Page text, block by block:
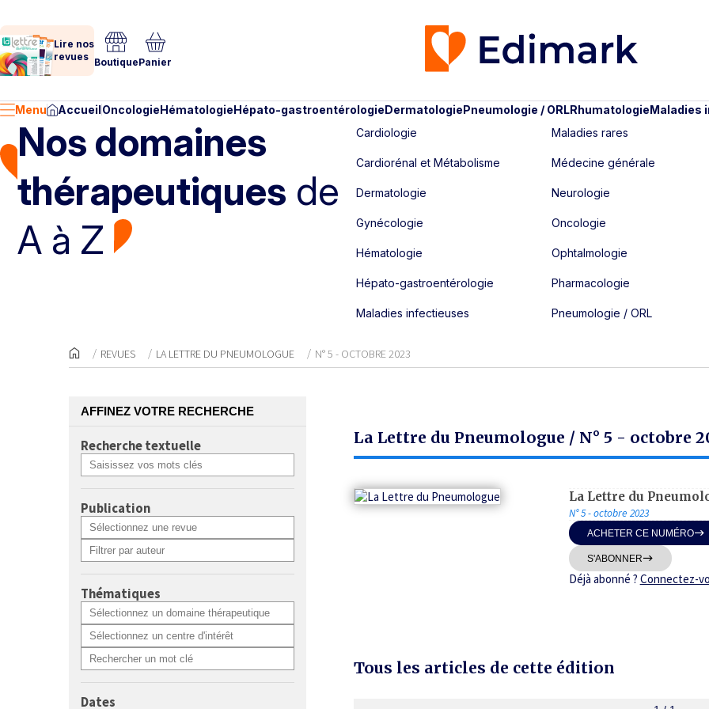
Lire nos
revues BoutiquePanier
Menu AccueilOncologieHématologieHépato-gastroentérologieDermatologiePneumologie / ORLRhumatologieMaladies
Nos domaines
thérapeutiques de
A à Z
Cardiologie
Cardiorénal et Métabolisme
Dermatologie
Gynécologie
Hématologie
Hépato-gastroentérologie
Maladies infectieuses
Maladies rares
Médecine générale
Neurologie
Oncologie
Ophtalmologie
Pharmacologie
Pneumologie / ORL
REVUES LA LETTRE DU PNEUMOLOGUE N° 5 - OCTOBRE 2023
AFFINEZ VOTRE RECHERCHE
Recherche textuelle
Publication
Thématiques
Dates
La Lettre du Pneumologue / N° 5 - octobre
La Lettre du
N° 5 - octobre 2023
ACHETER CE NUMÉRO
S'ABONNER
Déjà abonné ? Connectez-
Tous les articles de cette édition